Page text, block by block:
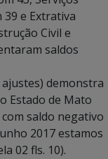
e Extrativa
Civil e
saldos
ajustes) demonstra
Estado de Mato
saldo negativo
2017 estamos
02 fls. 10).